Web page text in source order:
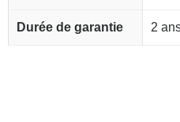
Durée de garantie 2